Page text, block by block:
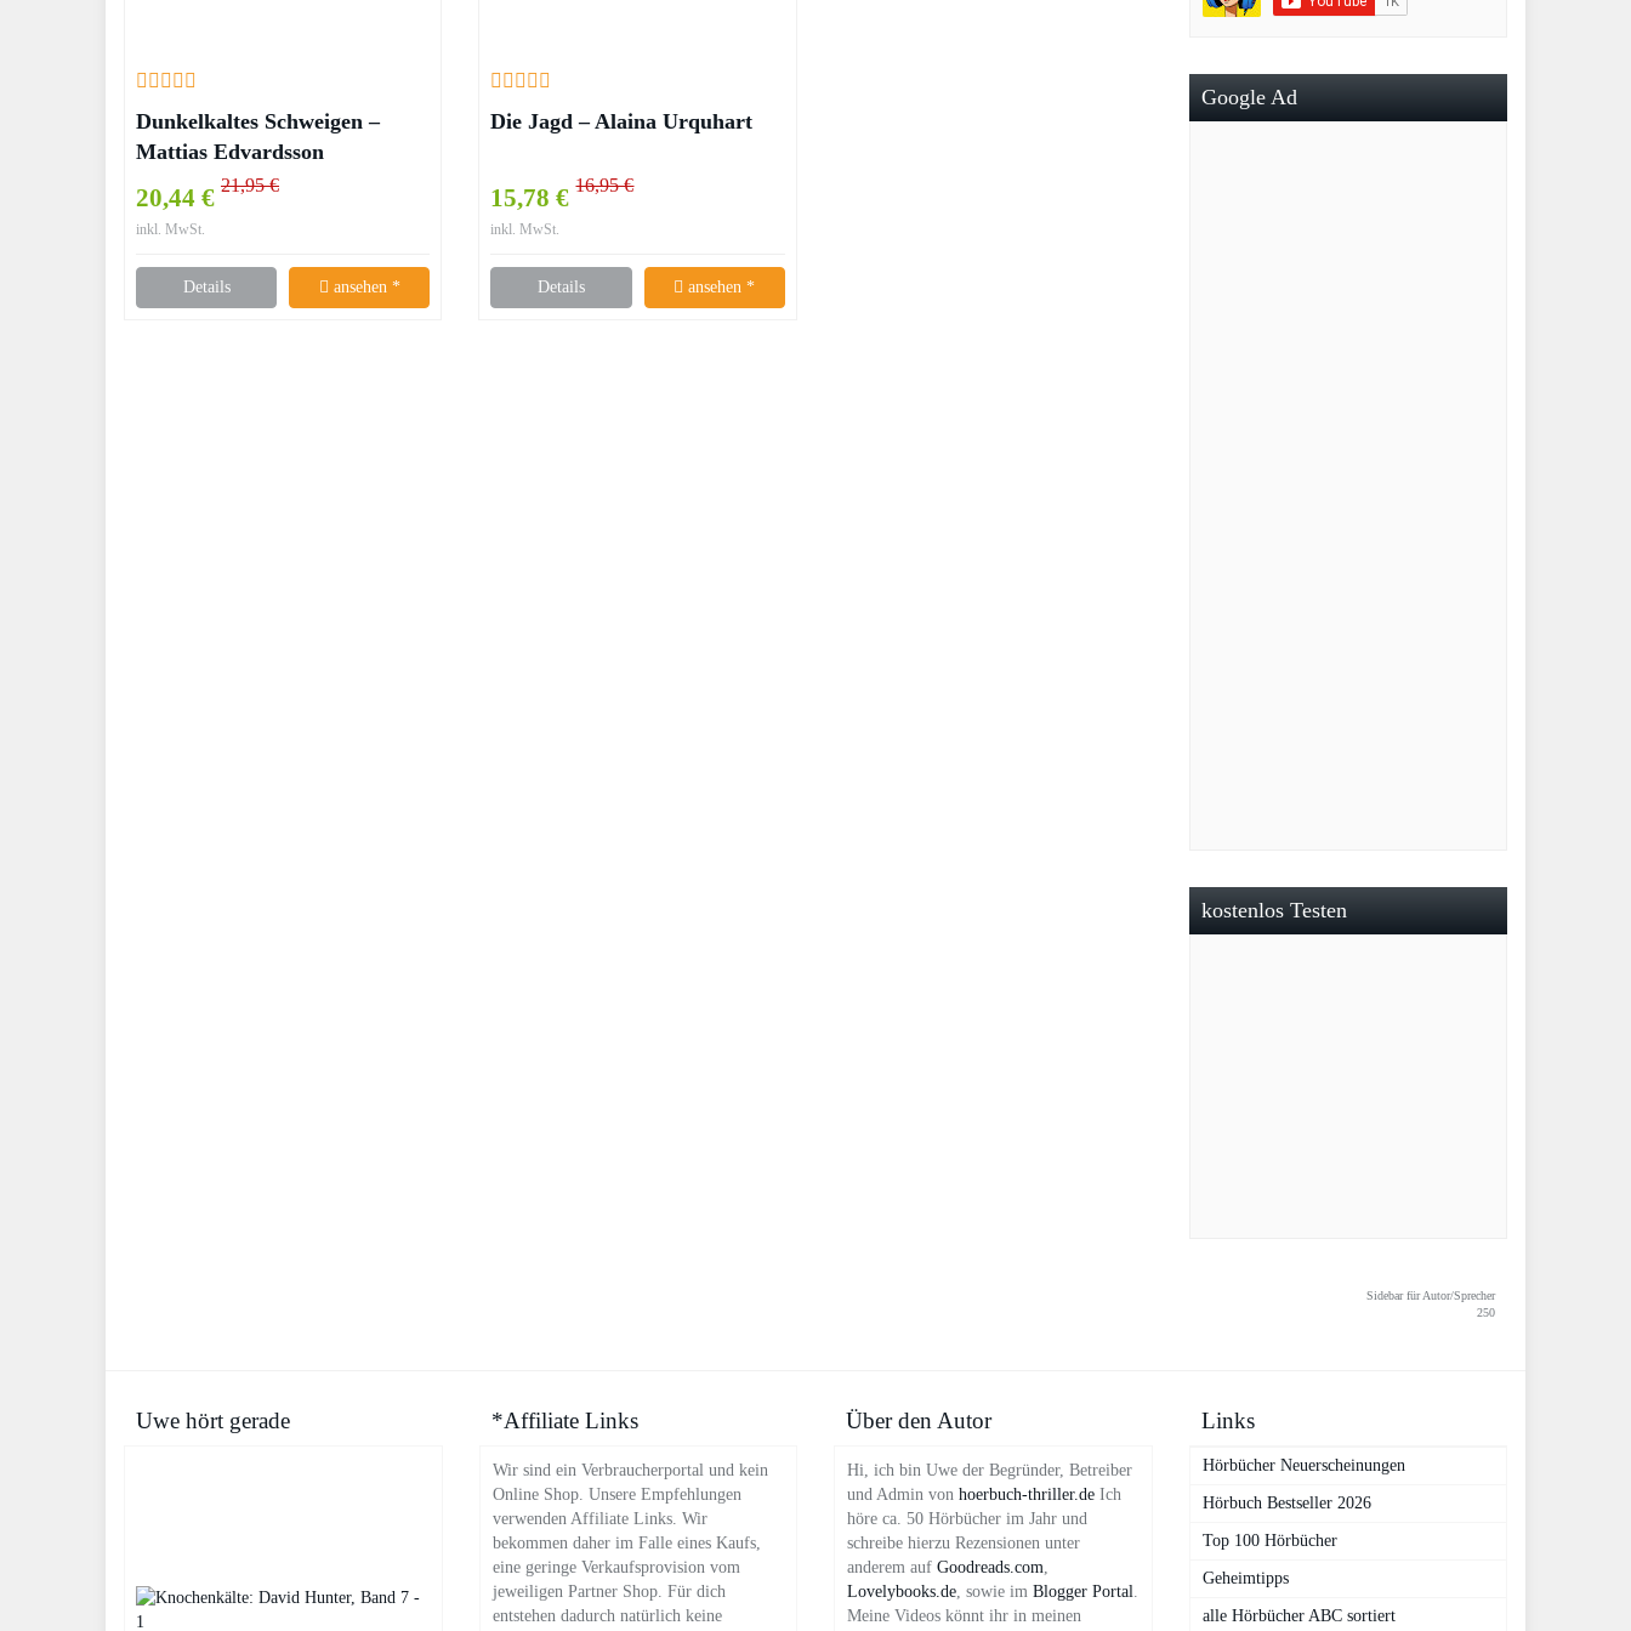
Dunkelkaltes Schweigen –
Mattias Edvardsson
20,44 € 21,95 €
inkl. MwSt.
Details ansehen *
Die Jagd – Alaina Urquhart
15,78 € 16,95 €
inkl. MwSt.
Details ansehen *
Google Ad
kostenlos Testen
Sidebar für Autor/Sprecher
250
Uwe hört gerade *Affiliate Links
Wir sind ein Verbraucherportal und kein
Online Shop. Unsere Empfehlungen
verwenden Affiliate Links. Wir
bekommen daher im Falle eines Kaufs,
eine geringe Verkaufsprovision vom
jeweiligen Partner Shop. Für dich
entstehen dadurch natürlich keine
Über den Autor
Hi, ich bin Uwe der Begründer, Betreiber
und Admin von hoerbuch-thriller.de Ich
höre ca. 50 Hörbücher im Jahr und
schreibe hierzu Rezensionen unter
anderem auf Goodreads.com,
Lovelybooks.de, sowie im Blogger Portal.
Meine Videos könnt ihr in meinen
Links
Hörbücher Neuerscheinungen
Hörbuch Bestseller 2026
Top 100 Hörbücher
Geheimtipps
alle Hörbücher ABC sortiert